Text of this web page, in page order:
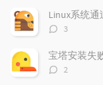
r
r
t
数：
评
数：
3
宝塔安装失
评
2